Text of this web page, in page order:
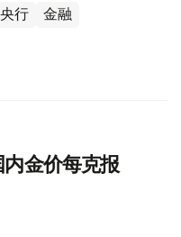
央行 金融
金价每克报